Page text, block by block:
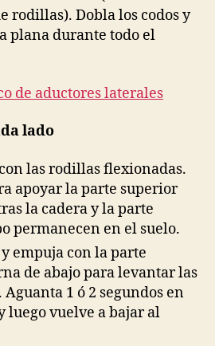
rodillas). Dobla los codos y
plana durante todo el
de aductores laterales
lado
las rodillas flexionadas.
apoyar la parte superior
la cadera y la parte
permanecen en el suelo.
empuja con la parte
de abajo para levantar las
1 ó 2 segundos en
luego vuelve a bajar al